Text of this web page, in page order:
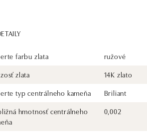
farbu zlata
ružové
zlata
14K zlato
typ centrálneho kameňa
Briliant
hmotnosť centrálneho
0,002